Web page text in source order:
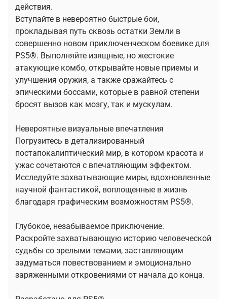
действия.
Вступайте в невероятно быстрые бои,
прокладывая путь сквозь остатки Земли в
совершенно новом приключенческом боевике для
PS5®. Выполняйте изящные, но жестокие
атакующие комбо, открывайте новые приемы и
улучшения оружия, а также сражайтесь с
эпическими боссами, которые в равной степени
бросят вызов как мозгу, так и мускулам.
Невероятные визуальные впечатления
Погрузитесь в детализированный
постапокалиптический мир, в котором красота и
ужас сочетаются с впечатляющим эффектом.
Исследуйте захватывающие миры, вдохновленные
научной фантастикой, воплощенные в жизнь
благодаря графическим возможностям PS5®.
Глубокое, незабываемое приключение.
Раскройте захватывающую историю человеческой
судьбы со зрелыми темами, заставляющим
задуматься повествованием и эмоционально
заряженными откровениями от начала до конца.